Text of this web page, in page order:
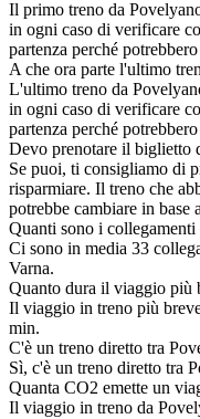
Il primo treno da
in ogni caso di verificare
partenza perché
A che ora parte l'ultimo
L'ultimo treno da
in ogni caso di verificare
partenza perché
Devo prenotare il biglietto
Se puoi, ti consigliamo di
risparmiare. Il treno che
potrebbe cambiare in base
Quanti sono i
Ci sono in media 33
Varna.
Quanto dura il viaggio più
Il viaggio in treno più
min.
C'è un treno diretto tra
Sì, c'è un treno diretto tra
Quanta CO2 emette un
Il viaggio in treno da